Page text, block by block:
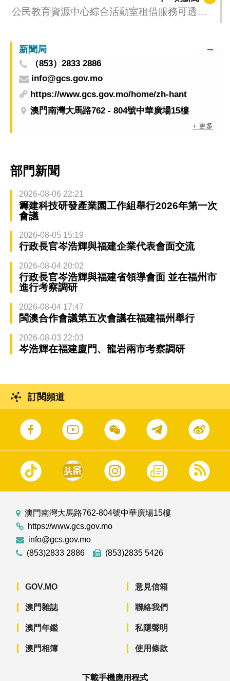
公民教育資源中心綜合活動室租借服務可透過
新聞局
（853）2833 2886
info@gcs.gov.mo
https://www.gcs.gov.mo/home/zh-hant
澳門南灣大馬路762 - 804號中華廣場15樓
+ 更多
部門新聞
2026-08-06 22:21
籌建科技研發產業園工作組舉行2026年第一次
會議
2026-08-05 15:19
行政長官岑浩輝與福建企業代表會面交流
2026-08-04 20:02
行政長官岑浩輝與福建省領導會面 並在福州市
進行考察調研
2026-08-04 17:47
閩澳合作會議第五次會議在福建福州舉行
2026-08-03 22:03
岑浩輝在福建廈門、龍岩兩市考察調研
訂閱頻道
澳門南灣大馬路762-804號中華廣場15樓
https://www.gcs.gov.mo
info@gcs.gov.mo
(853)2833 2886
(853)2835 5426
GOV.MO
澳門雜誌
澳門年鑑
澳門相簿
意見信箱
聯絡我們
私隱聲明
使用條款
下載手機應用程式